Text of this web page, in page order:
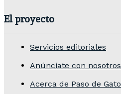
El proyecto
Servicios editoriales
Anúnciate con nosotros
Acerca de Paso de Gato